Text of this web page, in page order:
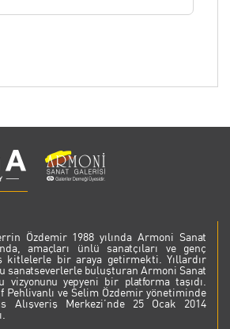
Özdemir 1988 yılında Armoni Sanat
amaçları ünlü sanatçıları ve genç
kitlelerle bir araya getirmekti. Yıllardır
sanatseverlerle buluşturan Armoni Sanat
vizyonunu yepyeni bir platforma taşıdı.
ve Selim Özdemir yönetiminde
Alışveriş Merkezi’nde 25 Ocak 2014